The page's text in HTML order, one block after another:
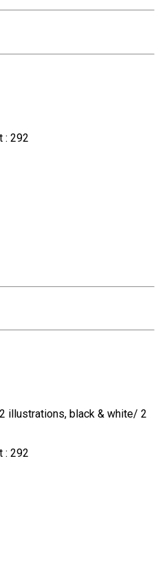
: 292
illustrations, black & white/ 2
: 292